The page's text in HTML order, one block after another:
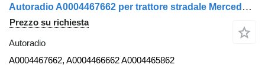
Autoradio A0004467662 per trattore stradale Mercedes-Benz ACTROS MP4
Prezzo su richiesta
Autoradio
A0004467662, A0004466662 A0004465862